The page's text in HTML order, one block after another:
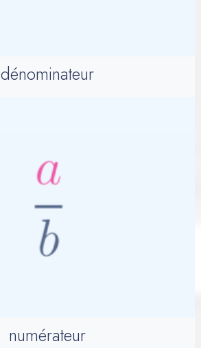
dénominateur
numérateur